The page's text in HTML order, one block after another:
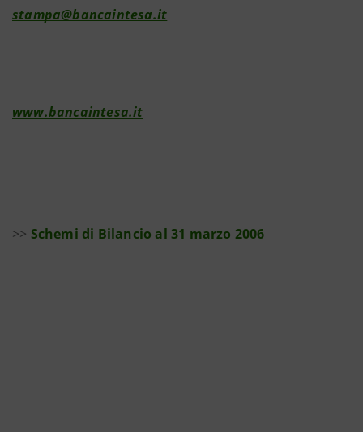
stampa@bancaintesa.it
www.bancaintesa.it
>> Schemi di Bilancio al 31 marzo 2006